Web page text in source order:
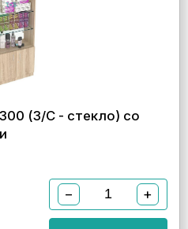
(З/C - стекло) со
− +